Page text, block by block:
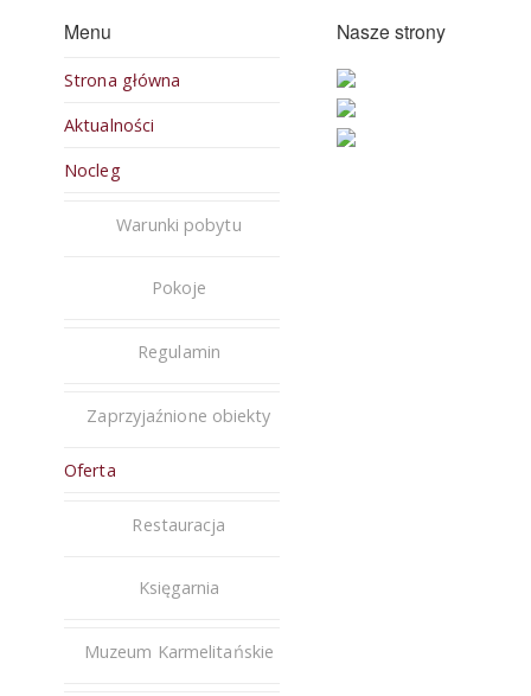
Menu
Strona główna
Aktualności
Nocleg
Warunki pobytu
Pokoje
Regulamin
Zaprzyjaźnione obiekty
Oferta
Restauracja
Księgarnia
Muzeum Karmelitańskie
Nasze strony